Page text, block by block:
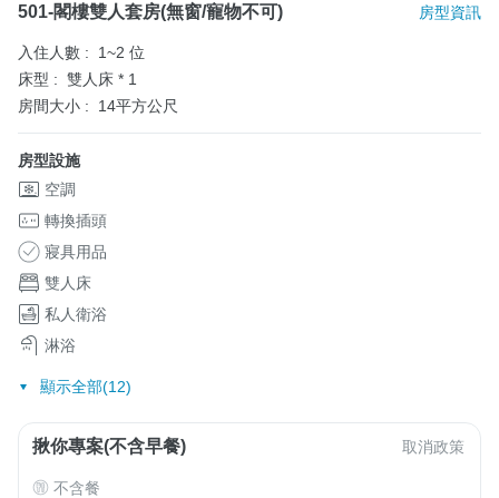
501-閣樓雙人套房(無窗/寵物不可) 房型資訊
入住人數 :
1~2 位
床型 : 雙人床 * 1
房間大小 :
14平方公尺
房型設施
空調
轉換插頭
寢具用品
雙人床
私人衛浴
淋浴
顯示全部(12)
揪你專案(不含早餐) 取消政策
不含餐